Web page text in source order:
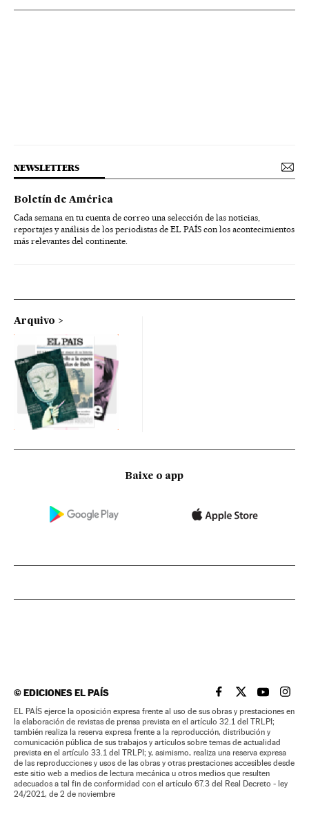
NEWSLETTERS
Boletín de América
Cada semana en tu cuenta de correo una selección de las noticias,
reportajes y análisis de los periodistas de EL PAÍS con los acontecimientos
más relevantes del continente.
Arquivo
Baixe o app
©EDICIONES EL PAÍS EL PAÍS BRASIL EN
EL PAÍSEL PAÍS
EL
EL PAÍS ejerce la oposición expresa frente al uso de sus obras y prestaciones en
la elaboración de revistas de prensa prevista en el artículo 32.1 del TRLPI;
también realiza la reserva expresa frente a la reproducción, distribución y
comunicación pública de sus trabajos y artículos sobre temas de actualidad
prevista en el artículo 33.1 del TRLPI; y, asimismo, realiza una reserva expresa
de las reproducciones y usos de las obras y otras prestaciones accesibles desde
este sitio web a medios de lectura mecánica u otros medios que resulten
adecuados a tal fin de conformidad con el artículo 67.3 del Real Decreto - ley
24/2021, de 2 de noviembre